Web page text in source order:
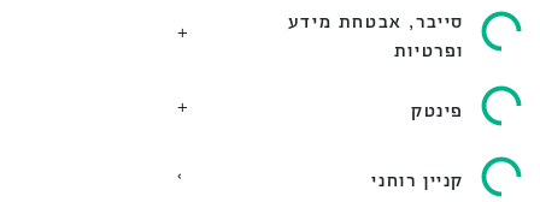
סייבר, אבטחת מידע
ופרטיות
פינטק
קניין רוחני